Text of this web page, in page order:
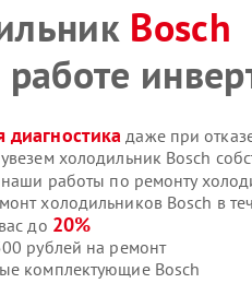
Bosch
диагностика даже при
холодильник Bosch
наши работы по ремонту
холодильников Bosch в
до 20%
рублей на ремонт
комплектующие Bosch